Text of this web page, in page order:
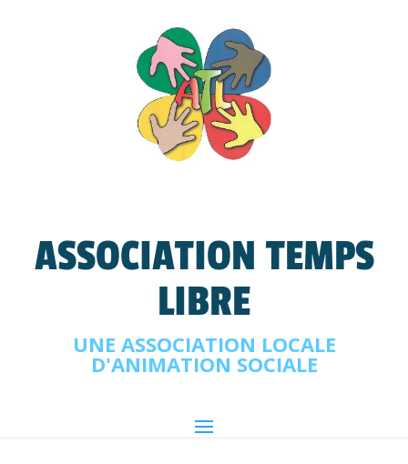
ASSOCIATION TEMPS
LIBRE
UNE ASSOCIATION LOCALE
D'ANIMATION SOCIALE